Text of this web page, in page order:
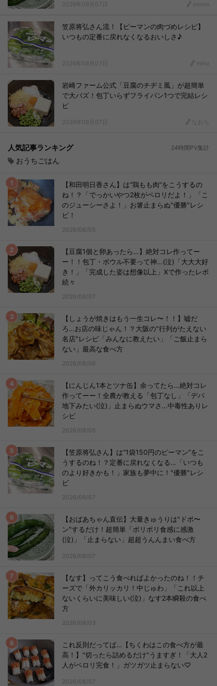
2026年08月07日 momo
笠原将弘さん流！【ピーマンの肉づめレシピ】
いつもの定番に戻れなくなるおいしさ♪
2026年08月07日 miho
岩崎ファーム公式「豆腐のチヂミ風」が超簡単
で大バズ！包丁いらずフライパン1つで完結レシ
ピ
2026年08月07日 なおち
人気記事ランキング 24時間PV集計
おうちごはん
【和田明日香さん】は“鶏もも肉”をこうするの
ね！？「でっかいやつ2枚がペロリだよ！」「こ
のジューシーさよ！」お箸止まらぬ"優勝"レシ
ピ！
2026/08/05
【豆腐1個と卵あったら…】絶対コレ作ってー
ー！！包丁・ボウル不要って神…(泣)「大大大好
き！」「完成した姿は想像以上」Xで作ったレポ
続々
2026/08/07
【しょうが焼きはもう一生コレ〜！！】嘘だ
ろ…お店の味じゃん！？大阪の"行列がたえない
名店"レシピ「みんなに教えたい」「ご飯止まら
ない」最高な食べ方
2026/08/06
【にんじん1本とツナ缶】余ってたら…絶対コレ
作ってーー！全農が教える「包丁なし」「デパ
地下みたい(泣)」止まらぬウマさ…中毒性ありレ
シピ
2026/08/05
【笠原将弘さん】は“1袋150円のピーマン”をこ
うするのね！？定番に戻れなくなる…「いつも
のより好きかも！」家族も夢中に！"優勝"レシ
ピ
2026/08/07
【おばあちゃん直伝】大量きゅうりは"ドボ〜
ン"するだけ！超簡単「ポリポリ食感に感激
(泣)」「止まらない」超超うんんまい食べ方
2026/08/07
【なす】ってこう食べればよかったのね！！チ
ーズで「外カリッカリ！中じゅわ」「これ以上
ないくらいに美味しい(泣)」なす2本瞬殺の食べ
方
2026/08/03
これ反則だってば...【ちくわはこの食べ方が最
高！】"切ったら詰めるだけ"うますぎ！「大人2
人がペロリ完食！」ガツガツ止まらない♡
2026/08/07